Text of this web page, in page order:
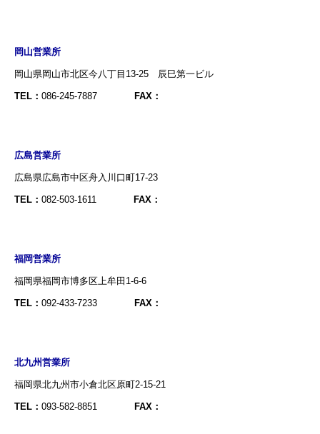
岡山営業所
岡山県岡山市北区今八丁目13-25 辰巳第一ビル
TEL： 086-245-7887 FAX：
広島営業所
広島県広島市中区舟入川口町17-23
TEL： 082-503-1611 FAX：
福岡営業所
福岡県福岡市博多区上牟田1-6-6
TEL： 092-433-7233 FAX：
北九州営業所
福岡県北九州市小倉北区原町2-15-21
TEL： 093-582-8851 FAX：